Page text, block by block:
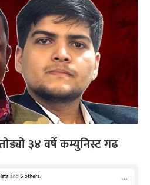
३४ वर्षे कम्युनिस्ट गढ